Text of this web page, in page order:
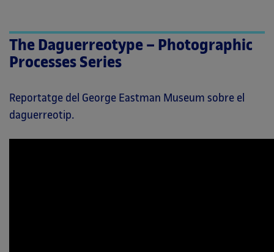
The Daguerreotype – Photographic
Processes Series
Reportatge del George Eastman Museum sobre el
daguerreotip.